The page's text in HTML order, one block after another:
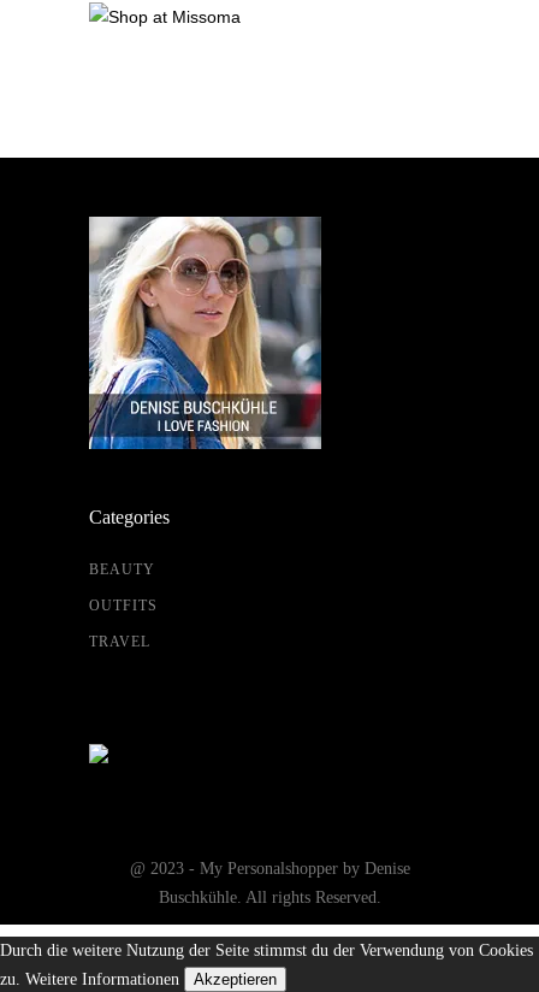
Categories
BEAUTY
OUTFITS
TRAVEL
@ 2023 - My Personalshopper by Denise
Buschkühle. All rights Reserved.
Durch die weitere Nutzung der Seite stimmst du der Verwendung von Cookies
zu. Weitere Informationen Akzeptieren